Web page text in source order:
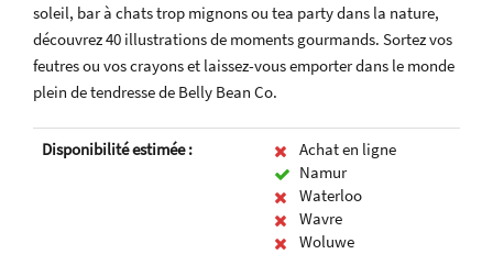
soleil, bar à chats trop mignons ou tea party dans la nature,
découvrez 40 illustrations de moments gourmands. Sortez vos
feutres ou vos crayons et laissez-vous emporter dans le monde
plein de tendresse de Belly Bean Co.
Disponibilité estimée :
Achat en ligne
Namur
Waterloo
Wavre
Woluwe